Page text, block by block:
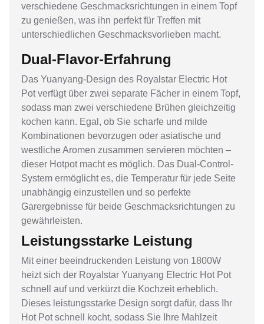
verschiedene Geschmacksrichtungen in einem Topf
zu genießen, was ihn perfekt für Treffen mit
unterschiedlichen Geschmacksvorlieben macht.
Dual-Flavor-Erfahrung
Das Yuanyang-Design des Royalstar Electric Hot
Pot verfügt über zwei separate Fächer in einem Topf,
sodass man zwei verschiedene Brühen gleichzeitig
kochen kann. Egal, ob Sie scharfe und milde
Kombinationen bevorzugen oder asiatische und
westliche Aromen zusammen servieren möchten –
dieser Hotpot macht es möglich. Das Dual-Control-
System ermöglicht es, die Temperatur für jede Seite
unabhängig einzustellen und so perfekte
Garergebnisse für beide Geschmacksrichtungen zu
gewährleisten.
Leistungsstarke Leistung
Mit einer beeindruckenden Leistung von 1800W
heizt sich der Royalstar Yuanyang Electric Hot Pot
schnell auf und verkürzt die Kochzeit erheblich.
Dieses leistungsstarke Design sorgt dafür, dass Ihr
Hot Pot schnell kocht, sodass Sie Ihre Mahlzeit